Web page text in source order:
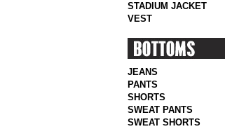
STADIUM JACKET
VEST
JEANS
PANTS
SHORTS
SWEAT PANTS
SWEAT SHORTS